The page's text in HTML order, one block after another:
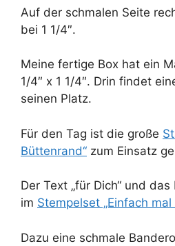
Auf der schmalen Seite
bei 1 1/4″.
Meine fertige Box hat ein
1/4″ x 1 1/4″. Drin findet
seinen Platz.
Für den Tag ist die große
Büttenrand“ zum Einsatz
Der Text „für Dich“ und
im Stempelset „Einfach mal
Dazu eine schmale